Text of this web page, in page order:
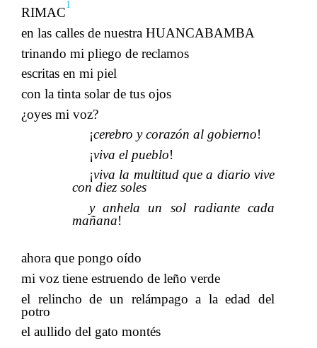
RIMAC
1
en las calles de nuestra HUANCABAMBA
trinando mi pliego de reclamos
escritas en mi piel
con la tinta solar de tus ojos
¿oyes mi voz?
¡cerebro y corazón al gobierno!
¡viva el pueblo!
¡viva la multitud que a diario vive
con diez soles​​
y anhela un sol radiante cada
mañana!
ahora que pongo oído
mi voz tiene estruendo de leño verde
el relincho de un relámpago a la edad del
potro
el aullido del gato montés